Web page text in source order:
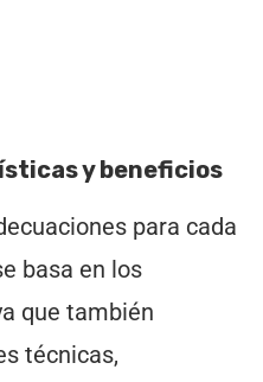
y beneficios
para cada
basa en los
que también
técnicas,